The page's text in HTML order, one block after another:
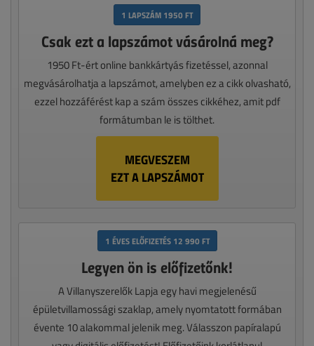
1 LAPSZÁM 1950 FT
Csak ezt a lapszámot vásárolná meg?
1950 Ft-ért online bankkártyás fizetéssel, azonnal
megvásárolhatja a lapszámot, amelyben ez a cikk olvasható,
ezzel hozzáférést kap a szám összes cikkéhez, amit pdf
formátumban le is tölthet.
MEGVESZEM
EZT A LAPSZÁMOT
1 ÉVES ELŐFIZETÉS 12 990 FT
Legyen ön is előfizetőnk!
A Villanyszerelők Lapja egy havi megjelenésű
épületvillamossági szaklap, amely nyomtatott formában
évente 10 alakommal jelenik meg. Válasszon papíralapú